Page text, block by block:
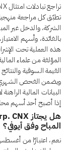
الشركة، والدخل غير
بالفائدة، وأسهم
هذه العملية تحت
المؤلفة من علماء
القيمة السوقية
البيانات المالية
إذا أصبح أحد أسهم
المباح وفق أيوفي؟